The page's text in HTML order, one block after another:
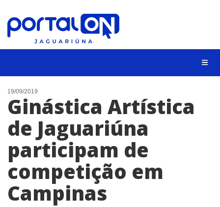
NOTÍCIAS
LISTA DIGITAL
CONTATO
ANUNCIE
19/09/2019
Ginástica Artística
de Jaguariúna
participam de
competição em
Campinas